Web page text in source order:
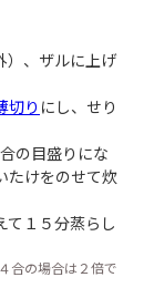
）、ザルに上げ
切り にし、せり
の目盛りにな
たけをのせて炊
て１５分蒸らし
合の場合は２倍で